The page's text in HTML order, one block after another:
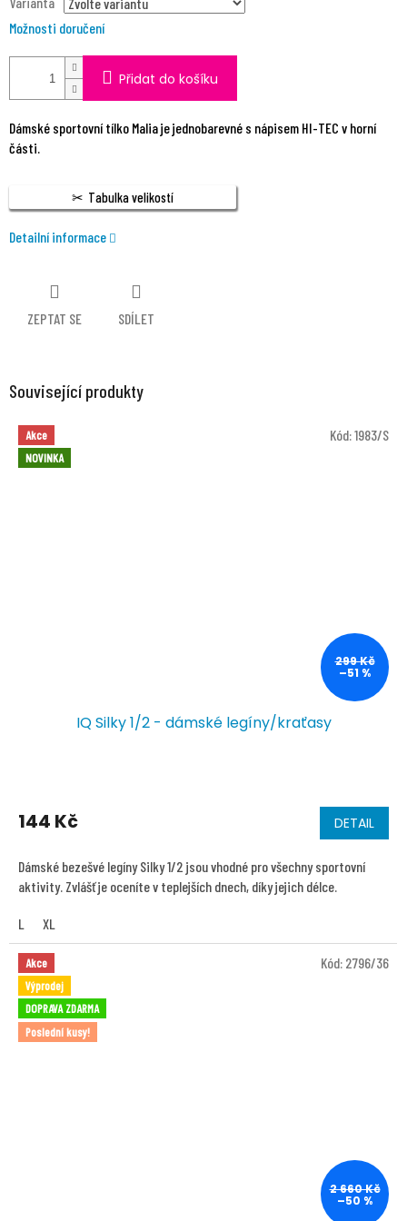
Možnosti doručení
Přidat do košíku
Dámské sportovní tílko Malia je jednobarevné s nápisem HI-TEC v horní
části.
Tabulka velikostí
Detailní informace
ZEPTAT SE SDÍLET
Související produkty
Akce
NOVINKA
299 Kč
–51 %
IQ Silky 1/2 - dámské legíny/kraťasy
144 Kč DETAIL
Dámské bezešvé legíny Silky 1/2 jsou vhodné pro všechny sportovní
aktivity. Zvlášť je oceníte v teplejších dnech, díky jejich délce.
L XL
Kód:1983/S
Akce
Výprodej
DOPRAVA ZDARMA
Poslední kusy!
2 660 Kč
–50 %
Kód: 2796/36